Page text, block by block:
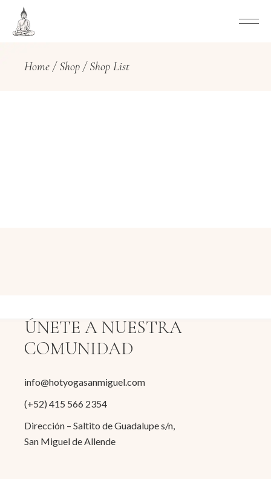
Home Shop Shop List
ÚNETE A NUESTRA
COMUNIDAD
info@hotyogasanmiguel.com
(+52) 415 566 2354
Dirección – Saltito de Guadalupe s/n,
San Miguel de Allende